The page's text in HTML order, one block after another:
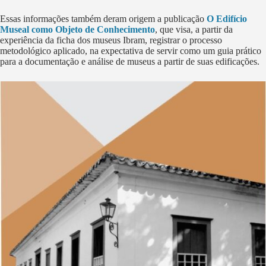
Essas informações também deram origem a publicação O Edifício
Museal como Objeto de Conhecimento, que visa, a partir da
experiência da ficha dos museus Ibram, registrar o processo
metodológico aplicado, na expectativa de servir como um guia prático
para a documentação e análise de museus a partir de suas edificações.